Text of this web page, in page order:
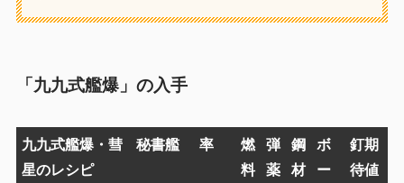
「九九式艦爆」の入手
九九式艦爆・彗
星のレシピ
秘書艦 率
燃
料
弾
薬
鋼
材
ボ
ー
釘期
待値